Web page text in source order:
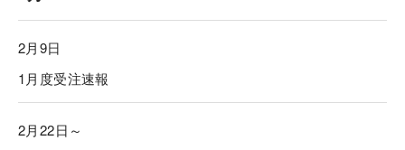
2月9日
1月度受注速報
2月22日～